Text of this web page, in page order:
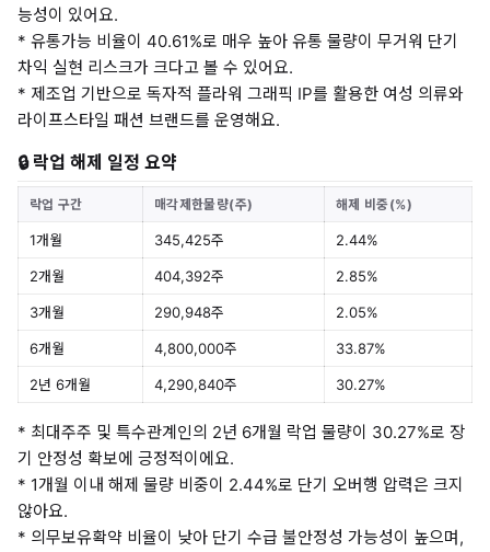
능성이 있어요.
* 유통가능 비율이 40.61%로 매우 높아 유통 물량이 무거워 단기
차익 실현 리스크가 크다고 볼 수 있어요.
* 제조업 기반으로 독자적 플라워 그래픽 IP를 활용한 여성 의류와
라이프스타일 패션 브랜드를 운영해요.
🔒 락업 해제 일정 요약
락업 구간 매각제한물량(주) 해제 비중(%)
1개월 345,425주 2.44%
2개월 404,392주 2.85%
3개월 290,948주 2.05%
6개월 4,800,000주 33.87%
2년 6개월 4,290,840주 30.27%
* 최대주주 및 특수관계인의 2년 6개월 락업 물량이 30.27%로 장
기 안정성 확보에 긍정적이에요.
* 1개월 이내 해제 물량 비중이 2.44%로 단기 오버행 압력은 크지
않아요.
* 의무보유확약 비율이 낮아 단기 수급 불안정성 가능성이 높으며,